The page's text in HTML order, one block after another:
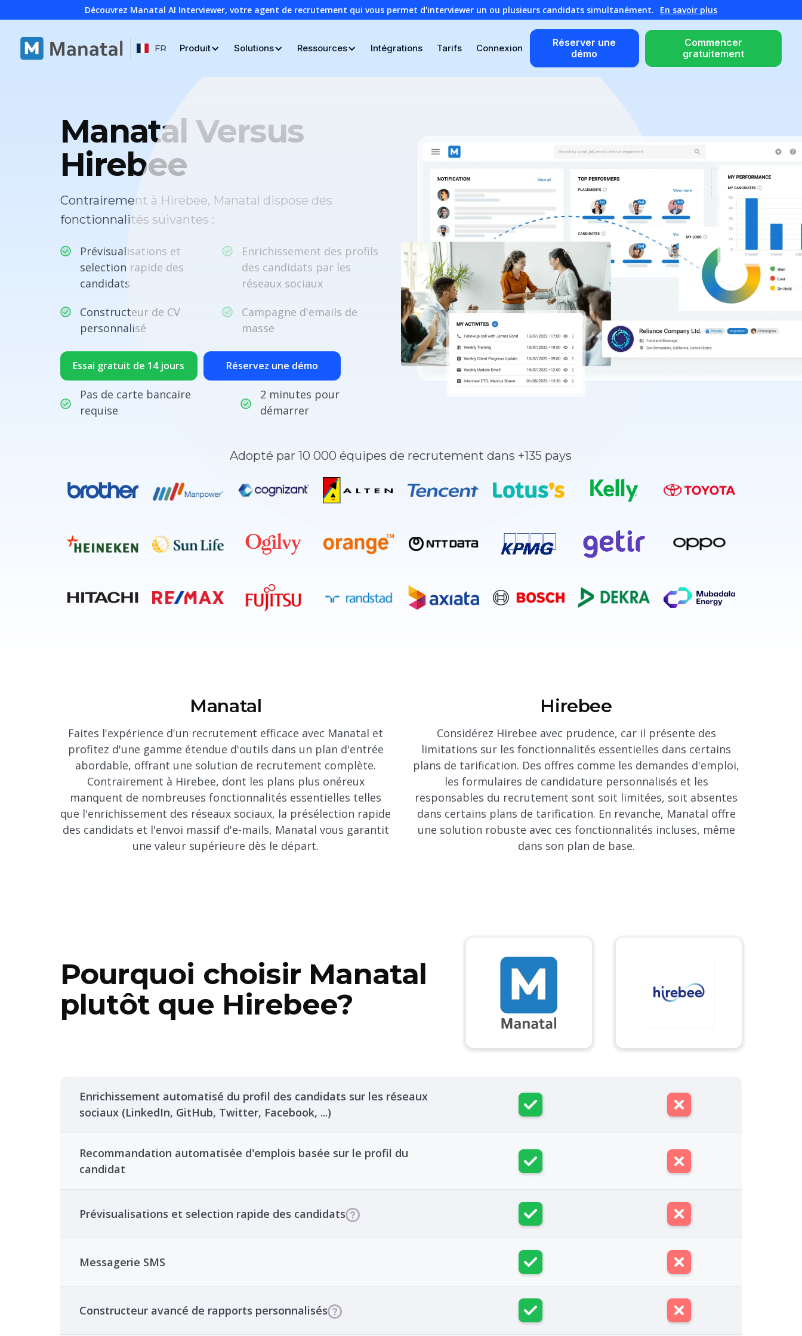
Découvrez Manatal AI Interviewer, votre agent de recrutement qui vous permet d'interviewer un ou plusieurs candidats simultanément. En savoir plus
FR Produit Solutions Ressources Intégrations Tarifs Connexion
Réserver une
démo
Commencer
gratuitement
Manatal Versus
Hirebee
Contrairement à Hirebee, Manatal dispose des
fonctionnalités suivantes :
Prévisualisations et
selection rapide des
candidats
Enrichissement des profils
des candidats par les
réseaux sociaux
Constructeur de CV
personnalisé
Campagne d'emails de
masse
Essai gratuit de 14 jours Réservez une démo
Pas de carte bancaire
requise
2 minutes pour
démarrer
Adopté par 10 000 équipes de recrutement dans +135 pays
Manatal
Faites l'expérience d'un recrutement efficace avec Manatal et
profitez d'une gamme étendue d'outils dans un plan d'entrée
abordable, offrant une solution de recrutement complète.
Contrairement à Hirebee, dont les plans plus onéreux
manquent de nombreuses fonctionnalités essentielles telles
que l'enrichissement des réseaux sociaux, la présélection rapide
des candidats et l'envoi massif d'e-mails, Manatal vous garantit
une valeur supérieure dès le départ.
Hirebee
Considérez Hirebee avec prudence, car il présente des
limitations sur les fonctionnalités essentielles dans certains
plans de tarification. Des offres comme les demandes d'emploi,
les formulaires de candidature personnalisés et les
responsables du recrutement sont soit limitées, soit absentes
dans certains plans de tarification. En revanche, Manatal offre
une solution robuste avec ces fonctionnalités incluses, même
dans son plan de base.
Pourquoi choisir Manatal
plutôt que Hirebee?
Enrichissement automatisé du profil des candidats sur les réseaux
sociaux (LinkedIn, GitHub, Twitter, Facebook, ...)
Recommandation automatisée d'emplois basée sur le profil du
candidat
Prévisualisations et selection rapide des candidats
Messagerie SMS
Constructeur avancé de rapports personnalisés